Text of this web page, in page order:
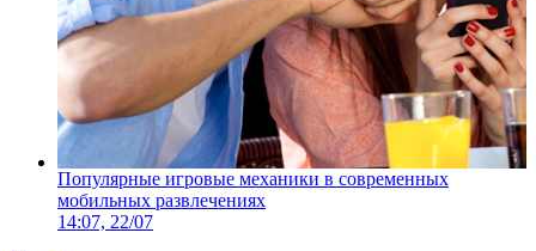
Популярные игровые механики в современных
мобильных развлечениях
14:07, 22/07